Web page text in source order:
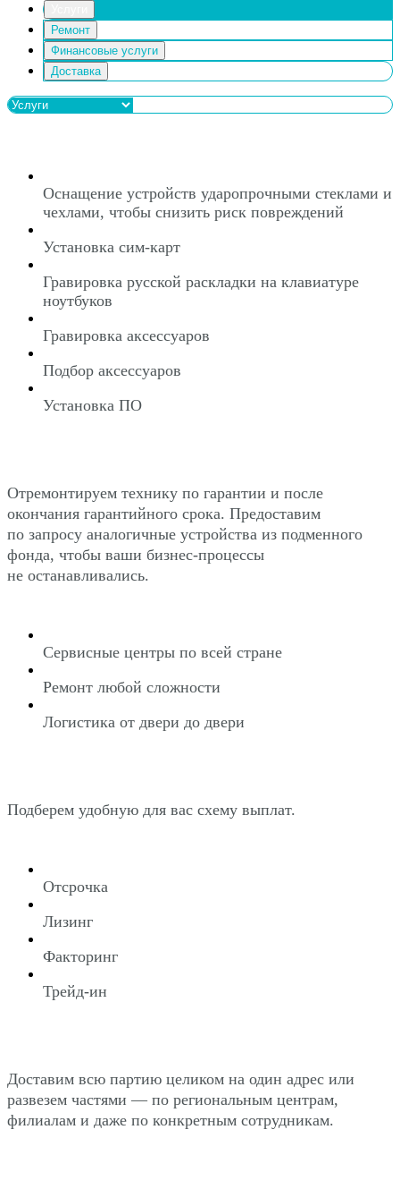
Ремонт
Финансовые услуги
Доставка
Оснащение устройств ударопрочными стеклами и
чехлами, чтобы снизить риск повреждений
Установка сим-карт
Гравировка русской раскладки на клавиатуре
ноутбуков
Гравировка аксессуаров
Подбор аксессуаров
Установка ПО
Отремонтируем технику по гарантии и после
окончания гарантийного срока. Предоставим
по запросу аналогичные устройства из подменного
фонда, чтобы ваши бизнес-процессы
не останавливались.
Сервисные центры по всей стране
Ремонт любой сложности
Логистика от двери до двери
Подберем удобную для вас схему выплат.
Отсрочка
Лизинг
Факторинг
Трейд-ин
Доставим всю партию целиком на один адрес или
развезем частями — по региональным центрам,
филиалам и даже по конкретным сотрудникам.